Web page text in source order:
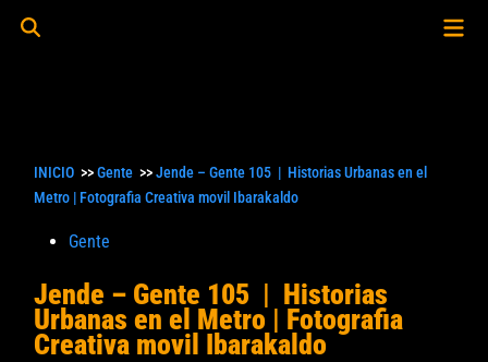
Abrir
INICIO >>Gente >>Jende – Gente 105 | Historias Urbanas en el
Metro | Fotografia Creativa movil Ibarakaldo
Publicado
Gente
Jende – Gente 105 | Historias
Urbanas en el Metro | Fotografia
Creativa movil Ibarakaldo